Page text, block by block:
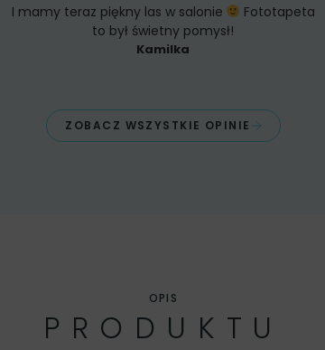
I mamy teraz piękny las w salonie
Fototapeta
to był świetny pomysł!
Kamilka
ZOBACZ WSZYSTKIE OPINIE
OPIS
PRODUKTU